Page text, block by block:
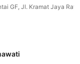
GF, Jl. Kramat Jaya